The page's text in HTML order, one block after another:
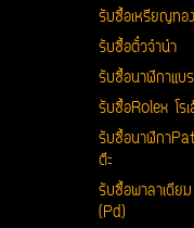
รับซื้อเหรียญทอ
รับซื้อตั๋วจำนำ
รับซื้อนาฬิกาแบ
รับซื้อRolex โร
รับซื้อนาฬิกา
ต๊ะ
รับซื้อพาลาเดีย
(Pd)